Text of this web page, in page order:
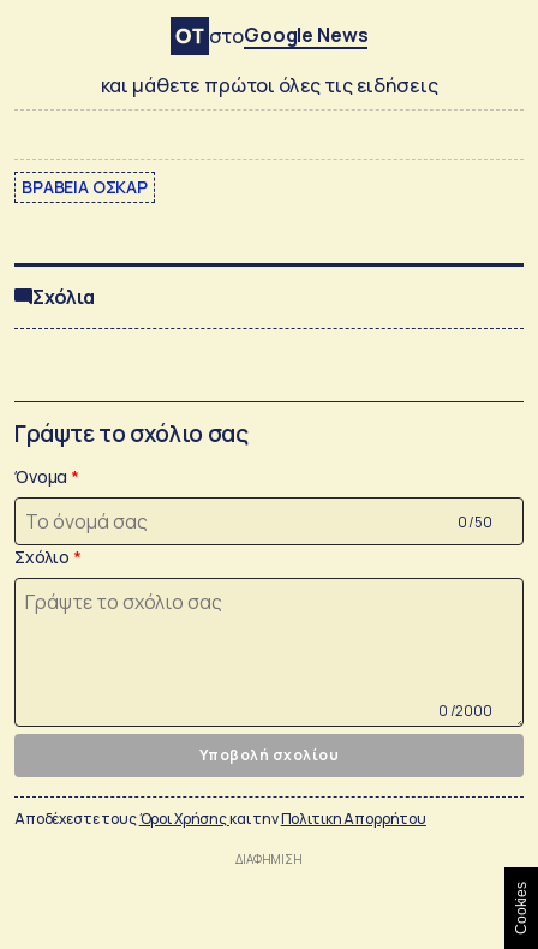
στοGoogle News
και μάθετε πρώτοι όλες τις ειδήσεις
ΒΡΑΒΕΙΑ ΟΣΚΑΡ
Σχόλια
Γράψτε το σχόλιο σας
Όνομα
0 /50
Σχόλιο
0 /2000
Υποβολή σχολίου
Αποδέχεστε τουςΌροι Χρήσηςκαι τηνΠολιτικη Απορρήτου
Cookies